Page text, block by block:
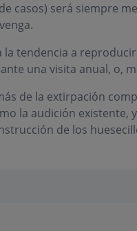
casos) será siempre
la tendencia a
una visita anual, o,
de la extirpación
la audición existente,
de los